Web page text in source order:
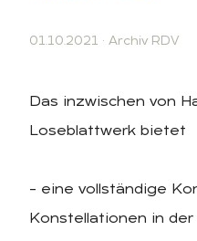
01.10.2021 · Archiv RDV
Das inzwischen von
Loseblattwerk bietet
– eine vollständige
Konstellationen in der